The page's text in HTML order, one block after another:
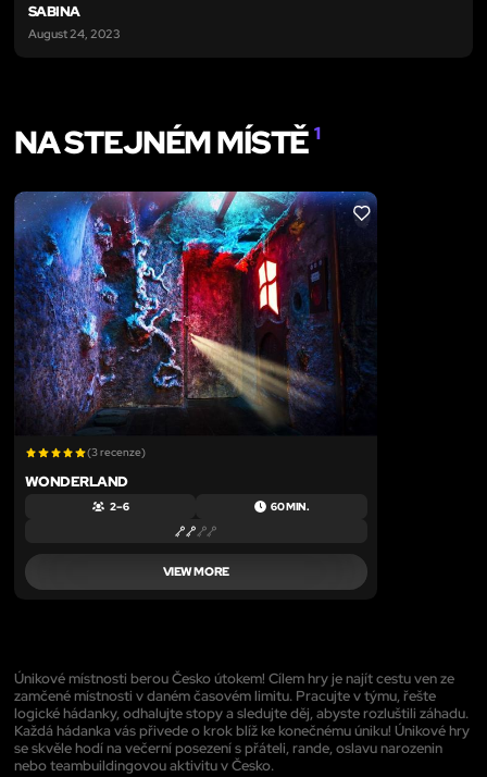
SABINA
August 24, 2023
NA STEJNÉM MÍSTĚ1
LIKE
(3 recenze)
WONDERLAND
2 – 6 60 MIN.
VIEW MORE
Únikové místnosti berou Česko útokem! Cílem hry je najít cestu ven ze
zamčené místnosti v daném časovém limitu. Pracujte v týmu, řešte
logické hádanky, odhalujte stopy a sledujte děj, abyste rozluštili záhadu.
Každá hádanka vás přivede o krok blíž ke konečnému úniku! Únikové hry
se skvěle hodí na večerní posezení s přáteli, rande, oslavu narozenin
nebo teambuildingovou aktivitu v Česko.